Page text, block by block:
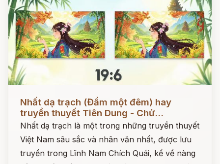
Đọc ngay
Nhất dạ trạch (Đầm một đêm) hay
truyền thuyết Tiên Dung - Chử...
Nhất dạ trạch là một trong những truyền thuyết
Việt Nam sâu sắc và nhân văn nhất, được lưu
truyền trong Lĩnh Nam Chích Quái, kể về nàng